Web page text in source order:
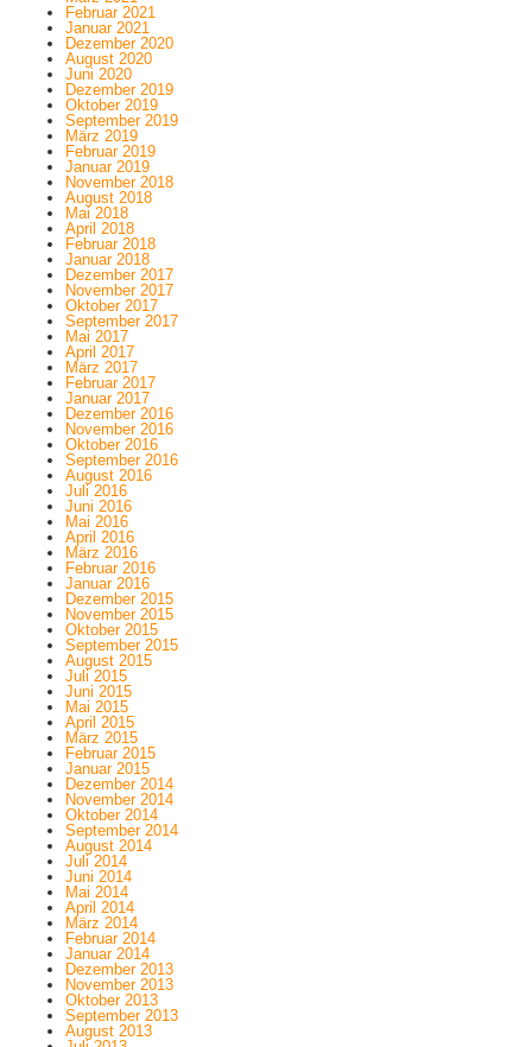
Februar 2021
Januar 2021
Dezember 2020
August 2020
Juni 2020
Dezember 2019
Oktober 2019
September 2019
März 2019
Februar 2019
Januar 2019
November 2018
August 2018
Mai 2018
April 2018
Februar 2018
Januar 2018
Dezember 2017
November 2017
Oktober 2017
September 2017
Mai 2017
April 2017
März 2017
Februar 2017
Januar 2017
Dezember 2016
November 2016
Oktober 2016
September 2016
August 2016
Juli 2016
Juni 2016
Mai 2016
April 2016
März 2016
Februar 2016
Januar 2016
Dezember 2015
November 2015
Oktober 2015
September 2015
August 2015
Juli 2015
Juni 2015
Mai 2015
April 2015
März 2015
Februar 2015
Januar 2015
Dezember 2014
November 2014
Oktober 2014
September 2014
August 2014
Juli 2014
Juni 2014
Mai 2014
April 2014
März 2014
Februar 2014
Januar 2014
Dezember 2013
November 2013
Oktober 2013
September 2013
August 2013